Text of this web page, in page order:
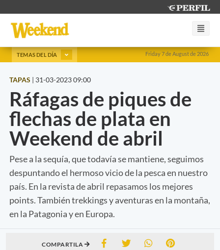
Friday 7 de August de 2026
TEMAS DEL DÍA
TAPAS | 31-03-2023 09:00
Ráfagas de piques de
flechas de plata en
Weekend de abril
Pese a la sequía, que todavía se mantiene, seguimos
despuntando el hermoso vicio de la pesca en nuestro
país. En la revista de abril repasamos los mejores
points. También trekkings y aventuras en la montaña,
en la Patagonia y en Europa.
COMPARTILA